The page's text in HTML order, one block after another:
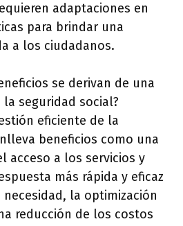
adaptaciones en
para brindar una
a los ciudadanos.
se derivan de una
seguridad social?
eficiente de la
beneficios como una
acceso a los servicios y
más rápida y eficaz
la optimización
reducción de los costos